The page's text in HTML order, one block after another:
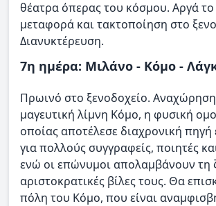
θέατρα όπερας του κόσμου. Αργά
μεταφορά και τακτοποίηση στο
Διανυκτέρευση.
7η ημέρα: Μιλάνο - Κόμο -
Πρωινό στο ξενοδοχείο. Αναχώρηση
μαγευτική λίμνη Κόμο, η φυσική
οποίας αποτέλεσε διαχρονική
για πολλούς συγγραφείς, ποιητές
ενώ οι επώνυμοι απολαμβάνουν τη
αριστοκρατικές βίλες τους. Θα
πόλη του Κόμο, που είναι